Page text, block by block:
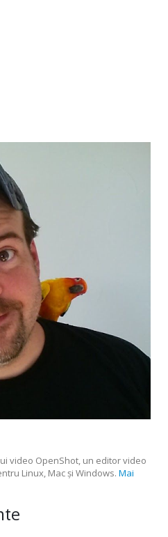
video OpenShot, un editor video
Linux, Mac și Windows. Mai